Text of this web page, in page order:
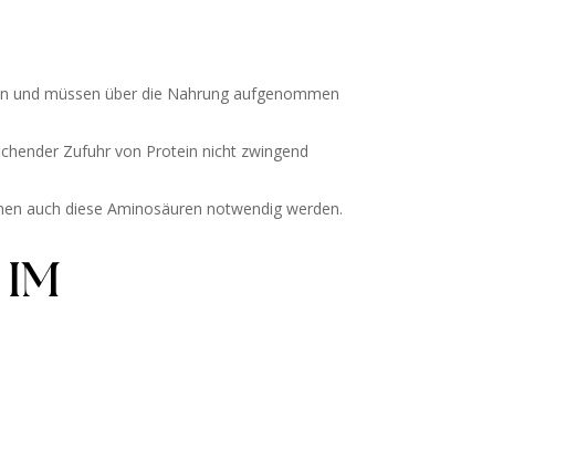
und müssen über die Nahrung aufgenommen
Zufuhr von Protein nicht zwingend
auch diese Aminosäuren notwendig werden.